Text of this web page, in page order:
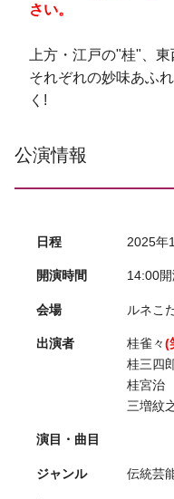
さい。
上方・江戸の"桂"、
それぞれの妙味あふ
く!
公演情報
日程 2025年
開演時間 14:00
会場 ルネこ
出演者 桂雀々(
桂三四
桂宮治
三増紋
演目・曲目
ジャンル 伝統芸